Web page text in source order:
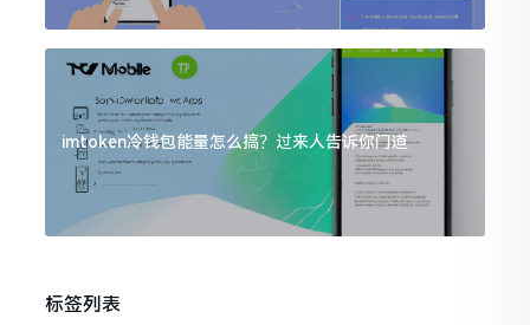
imtoken冷钱包能量怎么搞？过来人告诉你门道
标签列表